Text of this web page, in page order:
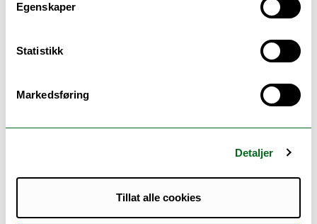
Egenskaper
Statistikk
Markedsføring
Detaljer
Tillat alle cookies
Obligatoriske arbeidskrav:
godkjent før man kan framstille seg til eksamen:
godkjent
klasseromsobservasjon
godkjent